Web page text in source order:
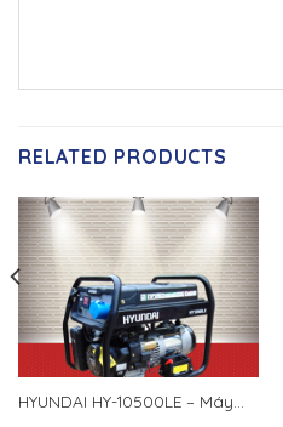
RELATED PRODUCTS
HYUNDAI HY-10500LE – Máy